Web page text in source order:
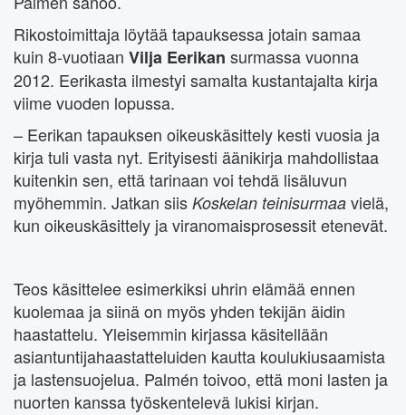
Rikostoimittaja löytää tapauksessa jotain samaa
kuin 8-vuotiaan Vilja Eerikan surmassa vuonna
2012. Eerikasta ilmestyi samalta kustantajalta kirja
viime vuoden lopussa.
– Eerikan tapauksen oikeuskäsittely kesti vuosia ja
kirja tuli vasta nyt. Erityisesti äänikirja mahdollistaa
kuitenkin sen, että tarinaan voi tehdä lisäluvun
myöhemmin. Jatkan siis Koskelan teinisurmaa vielä,
kun oikeuskäsittely ja viranomaisprosessit etenevät.
Teos käsittelee esimerkiksi uhrin elämää ennen
kuolemaa ja siinä on myös yhden tekijän äidin
haastattelu. Yleisemmin kirjassa käsitellään
asiantuntijahaastatteluiden kautta koulukiusaamista
ja lastensuojelua. Palmén toivoo, että moni lasten ja
nuorten kanssa työskentelevä lukisi kirjan.